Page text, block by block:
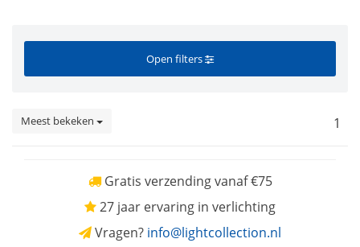
Open filters
Meest bekeken 1
Gratis verzending vanaf €75
27 jaar ervaring in verlichting
Vragen? info@lightcollection.nl